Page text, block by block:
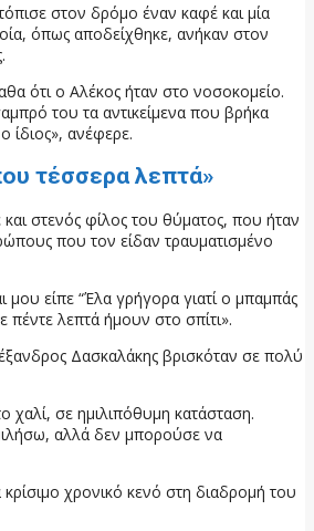
στον δρόμο έναν καφέ και μία
όπως αποδείχθηκε, ανήκαν στον
ότι ο Αλέκος ήταν στο νοσοκομείο.
του τα αντικείμενα που βρήκα
ίδιος», ανέφερε.
τέσσερα λεπτά»
στενός φίλος του θύματος, που ήταν
που τον είδαν τραυματισμένο
μου είπε “Έλα γρήγορα γιατί ο μπαμπάς
πέντε λεπτά ήμουν στο σπίτι».
Δασκαλάκης βρισκόταν σε πολύ
χαλί, σε ημιλιπόθυμη κατάσταση.
αλλά δεν μπορούσε να
κρίσιμο χρονικό κενό στη διαδρομή του